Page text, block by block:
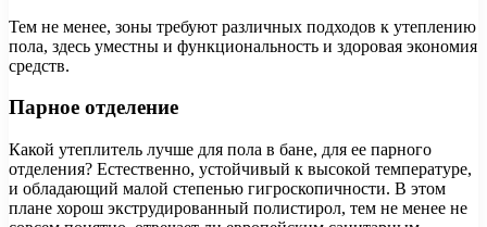
Тем не менее, зоны требуют различных подходов к утеплению
пола, здесь уместны и функциональность и здоровая экономия
средств.
Парное отделение
Какой утеплитель лучше для пола в бане, для ее парного
отделения? Естественно, устойчивый к высокой температуре,
и обладающий малой степенью гигроскопичности. В этом
плане хорош экструдированный полистирол, тем не менее не